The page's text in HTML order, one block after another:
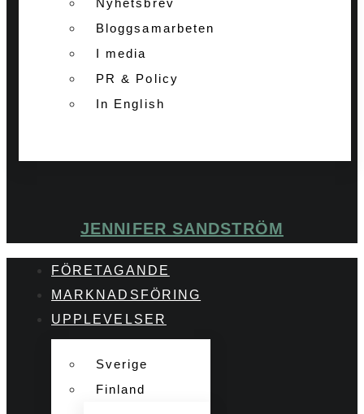
Bloggsamarbeten
I media
PR & Policy
In English
JENNIFER SANDSTRÖM
FÖRETAGANDE
MARKNADSFÖRING
UPPLEVELSER
Sverige
Finland